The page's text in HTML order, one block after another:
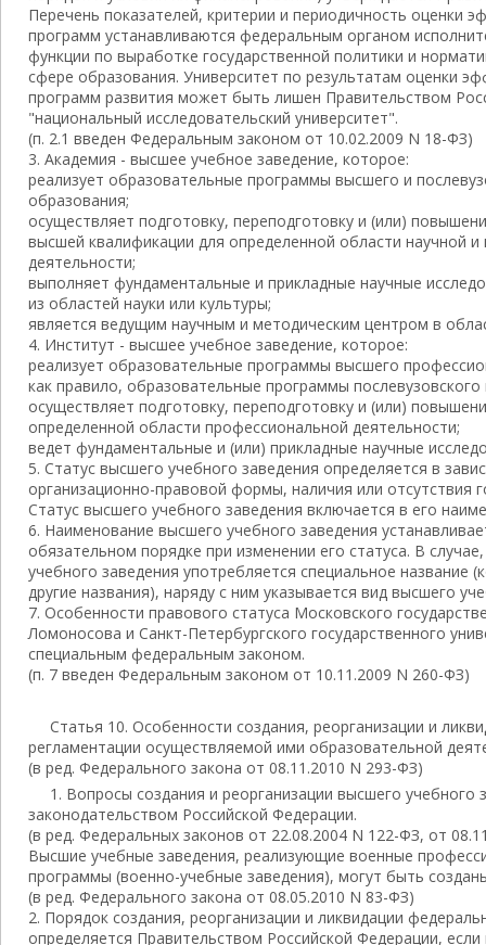
Перечень показателей, критерии и периодичность оценки
программ устанавливаются федеральным органом
функции по выработке государственной политики и
сфере образования. Университет по результатам оценки
программ развития может быть лишен Правительством
"национальный исследовательский университет".
(п. 2.1 введен Федеральным законом от 10.02.2009 N 18-ФЗ)
3. Академия - высшее учебное заведение, которое:
реализует образовательные программы высшего и
образования;
осуществляет подготовку, переподготовку и (или)
высшей квалификации для определенной области научной и
деятельности;
выполняет фундаментальные и прикладные научные
из областей науки или культуры;
является ведущим научным и методическим центром в
4. Институт - высшее учебное заведение, которое:
реализует образовательные программы высшего
как правило, образовательные программы
осуществляет подготовку, переподготовку и (или)
определенной области профессиональной деятельности;
ведет фундаментальные и (или) прикладные научные
5. Статус высшего учебного заведения определяется в
организационно-правовой формы, наличия или отсутствия
Статус высшего учебного заведения включается в его
6. Наименование высшего учебного заведения
обязательном порядке при изменении его статуса. В
учебного заведения употребляется специальное название
другие названия), наряду с ним указывается вид высшего
7. Особенности правового статуса Московского
Ломоносова и Санкт-Петербургского государственного
специальным федеральным законом.
(п. 7 введен Федеральным законом от 10.11.2009 N 260-ФЗ)
Статья 10. Особенности создания, реорганизации и
регламентации осуществляемой ими образовательной
(в ред. Федерального закона от 08.11.2010 N 293-ФЗ)
1. Вопросы создания и реорганизации высшего учебного
законодательством Российской Федерации.
(в ред. Федеральных законов от 22.08.2004 N 122-ФЗ, от
Высшие учебные заведения, реализующие военные
программы (военно-учебные заведения), могут быть
(в ред. Федерального закона от 08.05.2010 N 83-ФЗ)
2. Порядок создания, реорганизации и ликвидации
определяется Правительством Российской Федерации,